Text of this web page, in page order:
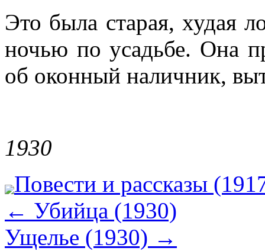
Это была старая, худая
ночью по усадьбе. Она
об оконный наличник,
1930
Повести и рассказы
← Убийца (1930)
Ущелье (1930) →